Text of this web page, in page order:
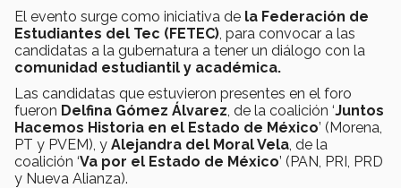
El evento surge como iniciativa de la Federación de
Estudiantes del Tec (FETEC) , para convocar a las
candidatas a la gubernatura a tener un diálogo con la
comunidad estudiantil y académica.
Las candidatas que estuvieron presentes en el foro
fueron Delfina Gómez Álvarez , de la coalición ‘Juntos
Hacemos Historia en el Estado de México’ (Morena,
PT y PVEM), y Alejandra del Moral Vela , de la
coalición ‘Va por el Estado de México’ (PAN, PRI, PRD
y Nueva Alianza).